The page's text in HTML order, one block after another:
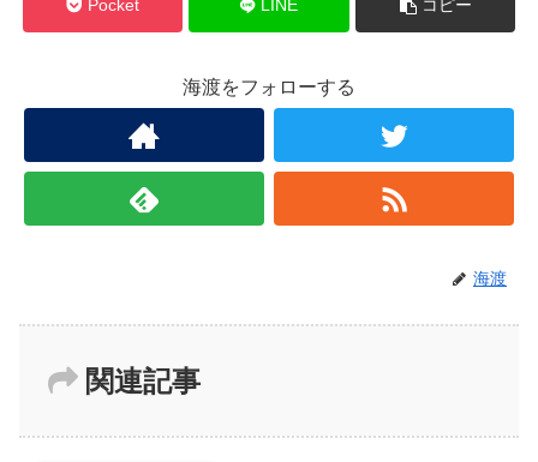
Pocket LINE コピー
海渡をフォローする
海渡
関連記事